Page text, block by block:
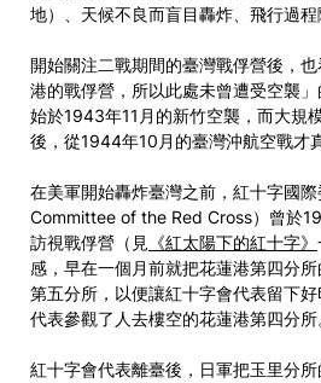
地）、天候不良而盲目轟炸、飛行過程
開始關注二戰期間的臺灣戰俘營後，
港的戰俘營，所以此處未曾遭受空襲」
始於1943年11月的新竹空襲，而大規
後，從1944年10月的臺灣沖航空戰才
在美軍開始轟炸臺灣之前，紅十字國
Committee of the Red Cross）曾於
訪視戰俘營（見 《紅太陽下的紅十字》
感，早在一個月前就把花蓮港第四分
第五分所，以便讓紅十字會代表留下
代表參觀了人去樓空的花蓮港第四分所
紅十字會代表離臺後，日軍把玉里分